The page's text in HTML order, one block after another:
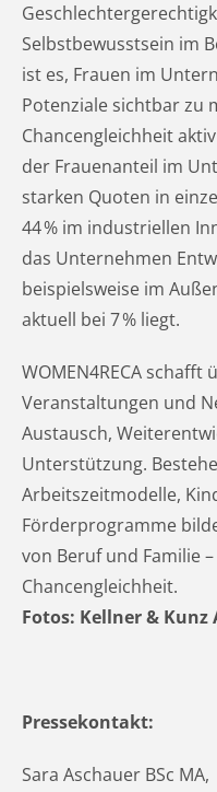
Selbstbewusstsein im
ist es, Frauen im
Potenziale sichtbar zu
Chancengleichheit
der Frauenanteil im
starken Quoten in
44 % im industriellen
das Unternehmen
beispielsweise im
aktuell bei 7 % liegt.
WOMEN4RECA schafft
Veranstaltungen und
Austausch,
Unterstützung.
Arbeitszeitmodelle,
Förderprogramme
von Beruf und Familie
Chancengleichheit.
Fotos: Kellner & Kunz
Pressekontakt:
Sara Aschauer BSc MA,